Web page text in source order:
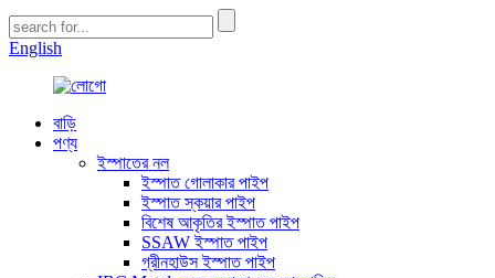
English
বাড়ি
পণ্য
ইস্পাতের নল
ইস্পাত গোলাকার পাইপ
ইস্পাত স্কয়ার পাইপ
বিশেষ আকৃতির ইস্পাত পাইপ
SSAW ইস্পাত পাইপ
গ্রীনহাউস ইস্পাত পাইপ